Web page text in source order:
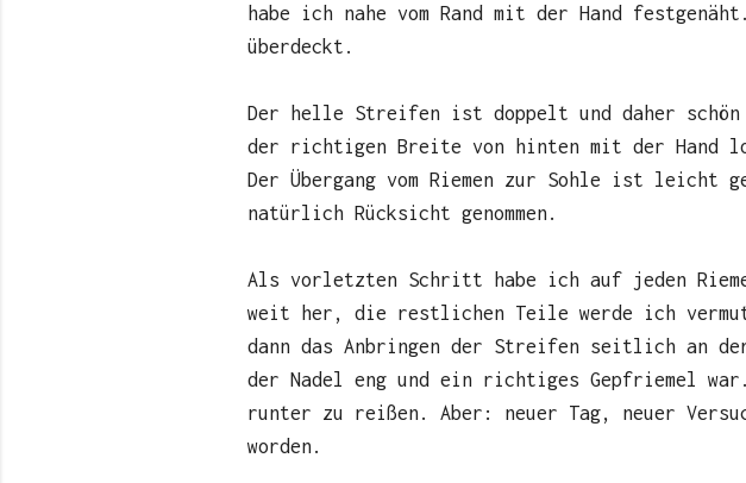
habe ich nahe vom Rand mit der Hand
überdeckt.
Der helle Streifen ist doppelt und daher
der richtigen Breite von hinten mit der Hand
Der Übergang vom Riemen zur Sohle ist leicht
natürlich Rücksicht genommen.
Als vorletzten Schritt habe ich auf jeden
weit her, die restlichen Teile werde ich
dann das Anbringen der Streifen seitlich an
der Nadel eng und ein richtiges Gepfriemel
runter zu reißen. Aber: neuer Tag, neuer
worden.